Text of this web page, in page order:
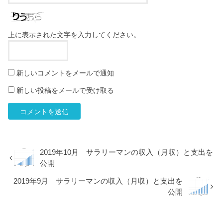
上に表示された文字を入力してください。
新しいコメントをメールで通知
新しい投稿をメールで受け取る
2019年10月 サラリーマンの収入（月収）と支出を
公開
2019年9月 サラリーマンの収入（月収）と支出を
公開